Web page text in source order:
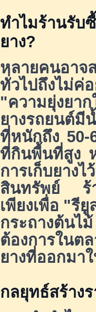
ทำไมร้านรับ
ยาง?
หลายคนอาจ
ทั่วไปถึงไม่
"ความยุ่งยา
ยางรถยนต์มี
ที่หนักถึง 50-
ที่กินพื้นที่สูง
การเก็บยาง
สินทรัพย์ ร้า
เพียงเพื่อ "รี
กระถางต้น
ต้องการในต
ยางที่ออกมา
กลยุทธ์สร้าง